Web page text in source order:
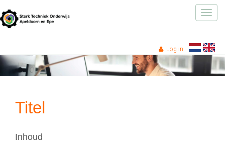
Toggle
Login
Titel
Inhoud